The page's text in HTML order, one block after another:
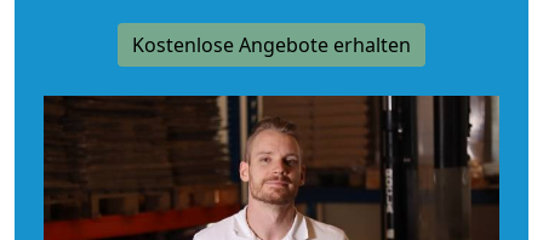
Kostenlose Angebote erhalten